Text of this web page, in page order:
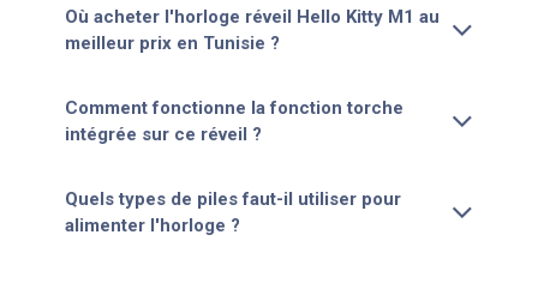
Où acheter l'horloge réveil Hello Kitty M1 au
meilleur prix en Tunisie ?
Comment fonctionne la fonction torche
intégrée sur ce réveil ?
Quels types de piles faut-il utiliser pour
alimenter l'horloge ?